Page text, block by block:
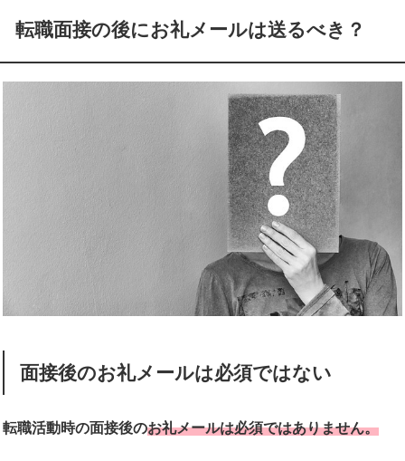
転職面接の後にお礼メールは送るべき？
面接後のお礼メールは必須ではない
転職活動時の面接後のお礼メールは必須ではありません。